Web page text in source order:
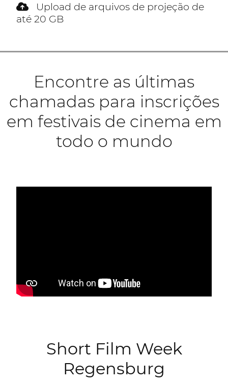
Upload de arquivos de projeção de
até 20 GB
Encontre as últimas
chamadas para inscrições
em festivais de cinema em
todo o mundo
Short Film Week
Regensburg